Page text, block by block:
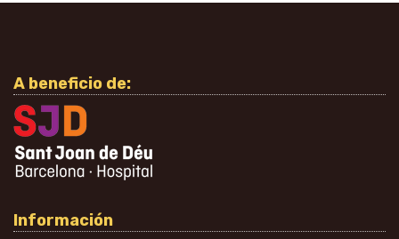
A beneficio de:
Información